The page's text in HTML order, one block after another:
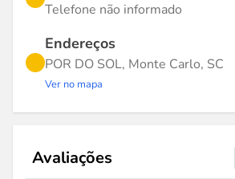
Telefone não informado
Endereços
POR DO SOL, Monte Carlo, SC
Ver no mapa
Avaliações